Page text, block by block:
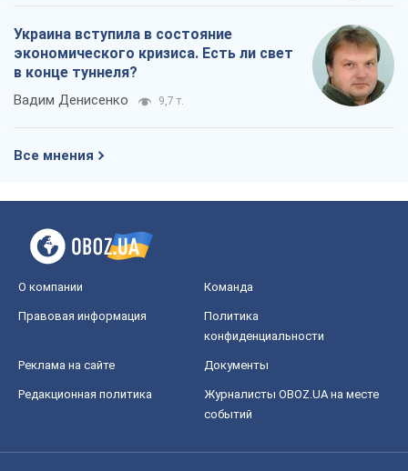
Украина вступила в состояние
экономического кризиса. Есть ли свет
в конце туннеля?
Вадим Денисенко 9,7 т.
Все мнения
О компании Команда
Правовая информация
Политика
конфиденциальности
Реклама на сайте Документы
Редакционная политика
Журналисты OBOZ.UA на месте
событий